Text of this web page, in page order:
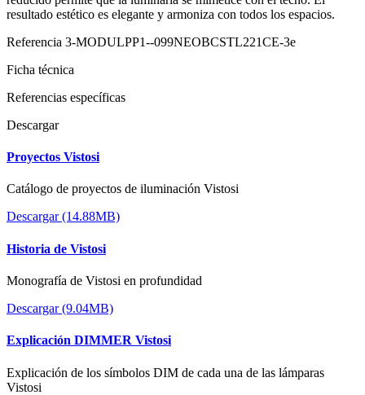
resultado estético es elegante y armoniza con todos los espacios.
Referencia 3-MODULPP1--099NEOBCSTL221CE-3e
Ficha técnica
Referencias específicas
Descargar
Proyectos Vistosi
Catálogo de proyectos de iluminación Vistosi
Descargar (14.88MB)
Historia de Vistosi
Monografía de Vistosi en profundidad
Descargar (9.04MB)
Explicación DIMMER Vistosi
Explicación de los símbolos DIM de cada una de las lámparas
Vistosi